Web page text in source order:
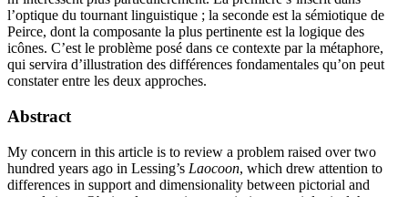
l’optique du tournant linguistique ; la seconde est la sémiotique de
Peirce, dont la composante la plus pertinente est la logique des
icônes. C’est le problème posé dans ce contexte par la métaphore,
qui servira d’illustration des différences fondamentales qu’on peut
constater entre les deux approches.
Abstract
My concern in this article is to review a problem raised over two
hundred years ago in Lessing’s Laocoon, which drew attention to
differences in support and dimensionality between pictorial and